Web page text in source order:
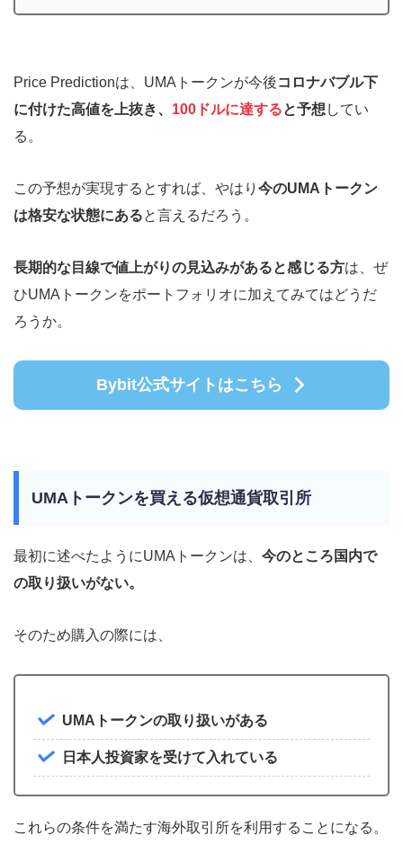
Price Predictionは、UMAトークンが今後コロナバブル下
に付けた高値を上抜き、 100ドルに達すると予想 してい
る。
この予想が実現するとすれば、やはり 今のUMAトークン
は格安な状態にあると言えるだろう。
長期的な目線で値上がりの見込みがあると感じる方は、ぜ
ひUMAトークンをポートフォリオに加えてみてはどうだ
ろうか。
Bybit公式サイトはこちら
UMAトークンを買える仮想通貨取引所
最初に述べたようにUMAトークンは、 今のところ国内で
の取り扱いがない。
そのため購入の際には、
UMAトークンの取り扱いがある
日本人投資家を受けて入れている
これらの条件を満たす海外取引所を利用することになる。